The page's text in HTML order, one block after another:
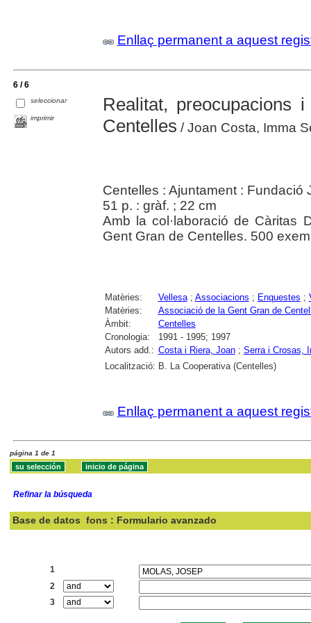
Enllaç permanent a aquest
6 / 6
seleccionar
imprimir
Realitat, preocupacions
Centelles / Joan Costa, Imma
Centelles : Ajuntament : Fundació
51 p. : gràf. ; 22 cm
Amb la col·laboració de Càritas
Gent Gran de Centelles. 500
Matèries: Vellesa; Associacions ; Enquestes ;
Matèries:
Associació de la Gent Gran de
Àmbit:
Centelles
Cronologia:
1991 - 1995; 1997
Autors add.: Costa i Riera, Joan; Serra i Crosas,
Localització: B. La Cooperativa (Centelles)
Enllaç permanent a aquest
página 1 de 1
Refinar la búsqueda
Base de datos fons : Formulario avanzado
1
2
3